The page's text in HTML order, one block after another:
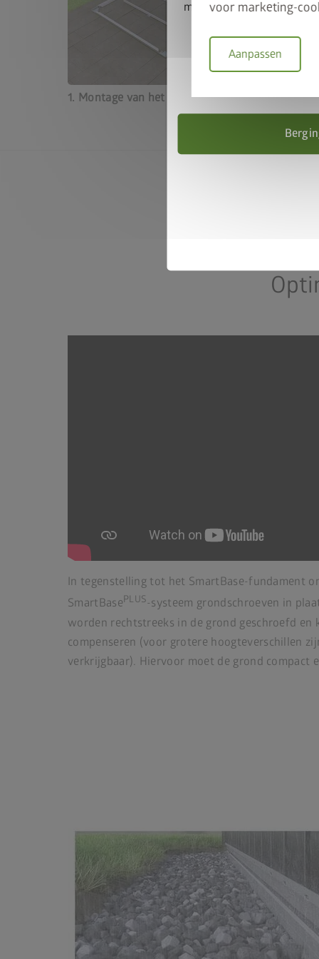
voor marketing-
Aanpassen
1. Montage van het frame
2.
frame
In tegenstelling tot het SmartBase-fundament
SmartBasePLUS-systeem grondschroeven in
worden rechtstreeks in de grond geschroefd en
compenseren (voor grotere hoogteverschillen
verkrijgbaar). Hiervoor moet de grond compact
met 50% korting. Voeg